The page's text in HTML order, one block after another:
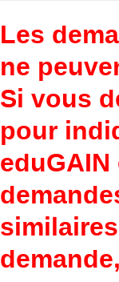
Les
ne
Si vous
pour